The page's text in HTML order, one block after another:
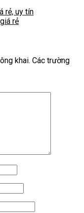
rẻ, uy tín
rẻ
khai. Các trường